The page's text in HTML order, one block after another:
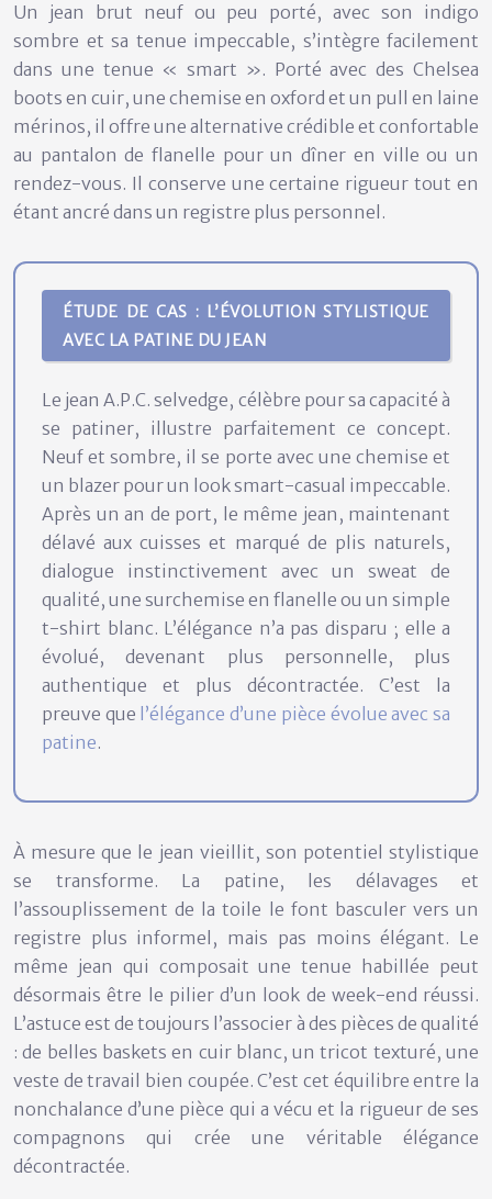
Un jean brut neuf ou peu porté, avec son indigo
sombre et sa tenue impeccable, s’intègre facilement
dans une tenue « smart ». Porté avec des Chelsea
boots en cuir, une chemise en oxford et un pull en laine
mérinos, il offre une alternative crédible et confortable
au pantalon de flanelle pour un dîner en ville ou un
rendez-vous. Il conserve une certaine rigueur tout en
étant ancré dans un registre plus personnel.
ÉTUDE DE CAS : L’ÉVOLUTION STYLISTIQUE
AVEC LA PATINE DU JEAN
Le jean A.P.C. selvedge, célèbre pour sa capacité à
se patiner, illustre parfaitement ce concept.
Neuf et sombre, il se porte avec une chemise et
un blazer pour un look smart-casual impeccable.
Après un an de port, le même jean, maintenant
délavé aux cuisses et marqué de plis naturels,
dialogue instinctivement avec un sweat de
qualité, une surchemise en flanelle ou un simple
t-shirt blanc. L’élégance n’a pas disparu ; elle a
évolué, devenant plus personnelle, plus
authentique et plus décontractée. C’est la
preuve que l’élégance d’une pièce évolue avec sa
patine.
À mesure que le jean vieillit, son potentiel stylistique
se transforme. La patine, les délavages et
l’assouplissement de la toile le font basculer vers un
registre plus informel, mais pas moins élégant. Le
même jean qui composait une tenue habillée peut
désormais être le pilier d’un look de week-end réussi.
L’astuce est de toujours l’associer à des pièces de qualité
: de belles baskets en cuir blanc, un tricot texturé, une
veste de travail bien coupée. C’est cet équilibre entre la
nonchalance d’une pièce qui a vécu et la rigueur de ses
compagnons qui crée une véritable élégance
décontractée.